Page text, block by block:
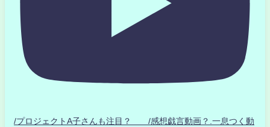
/プロジェクトA子さんも注目？ /感想戯言動画？.一息つく動